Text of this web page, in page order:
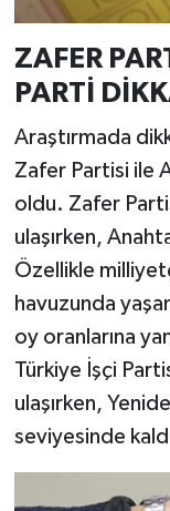
ZAFER
PARTİ
Araştırmada
Zafer Partisi ile
oldu. Zafer
ulaşırken,
Özellikle
havuzunda
oy oranlarına
Türkiye İşçi
ulaşırken,
seviyesinde